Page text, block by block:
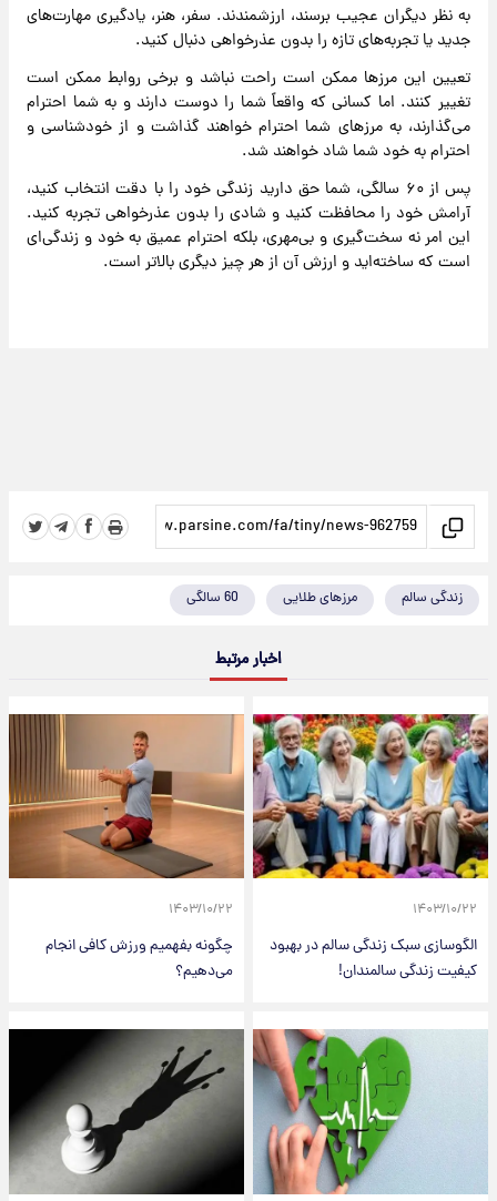
به نظر دیگران عجیب برسند، ارزشمندند. سفر، هنر، یادگیری مهارت‌های
جدید یا تجربه‌های تازه را بدون عذرخواهی دنبال کنید.
تعیین این مرزها ممکن است راحت نباشد و برخی روابط ممکن است
تغییر کنند. اما کسانی که واقعاً شما را دوست دارند و به شما احترام
می‌گذارند، به مرزهای شما احترام خواهند گذاشت و از خودشناسی و
احترام به خود شما شاد خواهند شد.
پس از ۶۰ سالگی، شما حق دارید زندگی خود را با دقت انتخاب کنید،
آرامش خود را محافظت کنید و شادی را بدون عذرخواهی تجربه کنید.
این امر نه سخت‌گیری و بی‌مهری، بلکه احترام عمیق به خود و زندگی‌ای
است که ساخته‌اید و ارزش آن از هر چیز دیگری بالاتر است.
زندگی سالم مرزهای طلایی 60 سالگی
اخبار مرتبط
۱۴۰۳/۱۰/۲۲
الگوسازی سبک زندگی سالم در بهبود
کیفیت زندگی سالمندان!
۱۴۰۳/۱۰/۲۲
چگونه بفهمیم ورزش کافی انجام
می‌دهیم؟